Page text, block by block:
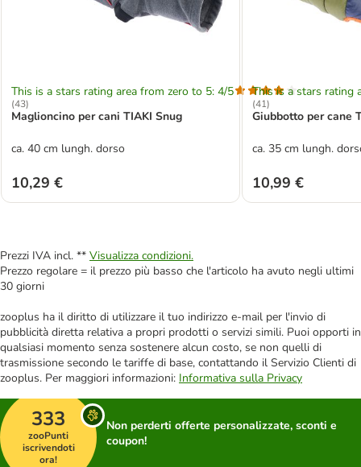
This is a stars rating area from zero to 5: 4/5
(43)
Maglioncino per cani TIAKI Snug
ca. 40 cm lungh. dorso
10,29 €
This is a stars rating
(41)
Giubbotto per cane
ca. 35 cm lungh.
10,99 €
Prezzi IVA incl. ** Visualizza condizioni.
Prezzo regolare = il prezzo più basso che l'articolo ha avuto negli ultimi
30 giorni
zooplus ha il diritto di utilizzare il tuo indirizzo e-mail per l'invio di
pubblicità diretta relativa a propri prodotti o servizi simili. Puoi opporti in
qualsiasi momento senza sostenere alcun costo, se non quelli di
trasmissione secondo le tariffe di base, contattando il Servizio Clienti di
zooplus. Per maggiori informazioni: Informativa sulla Privacy
333
zooPunti
iscrivendoti
ora!
Non perderti offerte personalizzate, sconti e
coupon!